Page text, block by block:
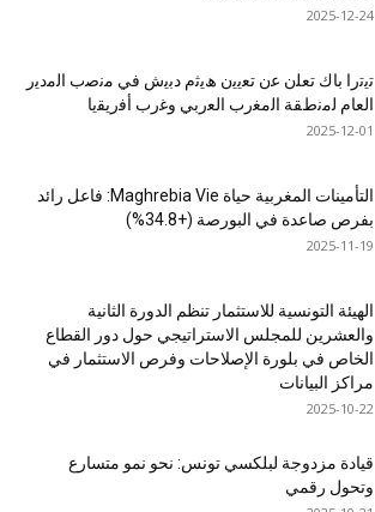
2025-12-24
ﺗﯾﺗرا ﺑﺎك ﺗﻌﻠن ﻋن ﺗﻌﯾﯾن ھﯾﺛم دﺑﯾش ﻓﻲ ﻣﻧﺻب اﻟﻣدﯾر
اﻟﻌﺎم ﻟﻣﻧطﻘﺔ اﻟﻣﻐرب اﻟﻌرﺑﻲ وﻏرب أﻓرﯾﻘﯾﺎ
2025-12-01
التأمينات المغربية حياة Maghrebia Vie: فاعل رائد
بفرص صاعدة في البورصة (+34.8%)
2025-11-19
الهيئة التونسية للاستثمار تنظم الدورة الثانية
والعشرين للمجلس الاستراتيجي حول دور القطاع
الخاص في بلورة الإصلاحات وفرص الاستثمار في
مراكز البيانات
2025-10-22
قيادة مزدوجة لبلكسي تونس: نحو نمو متسارع
وتحول رقمي